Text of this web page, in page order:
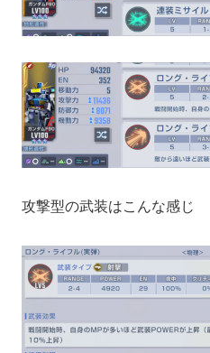
攻撃型の武装はこんな感じ